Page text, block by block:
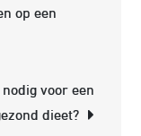
op een
voor een
dieet?